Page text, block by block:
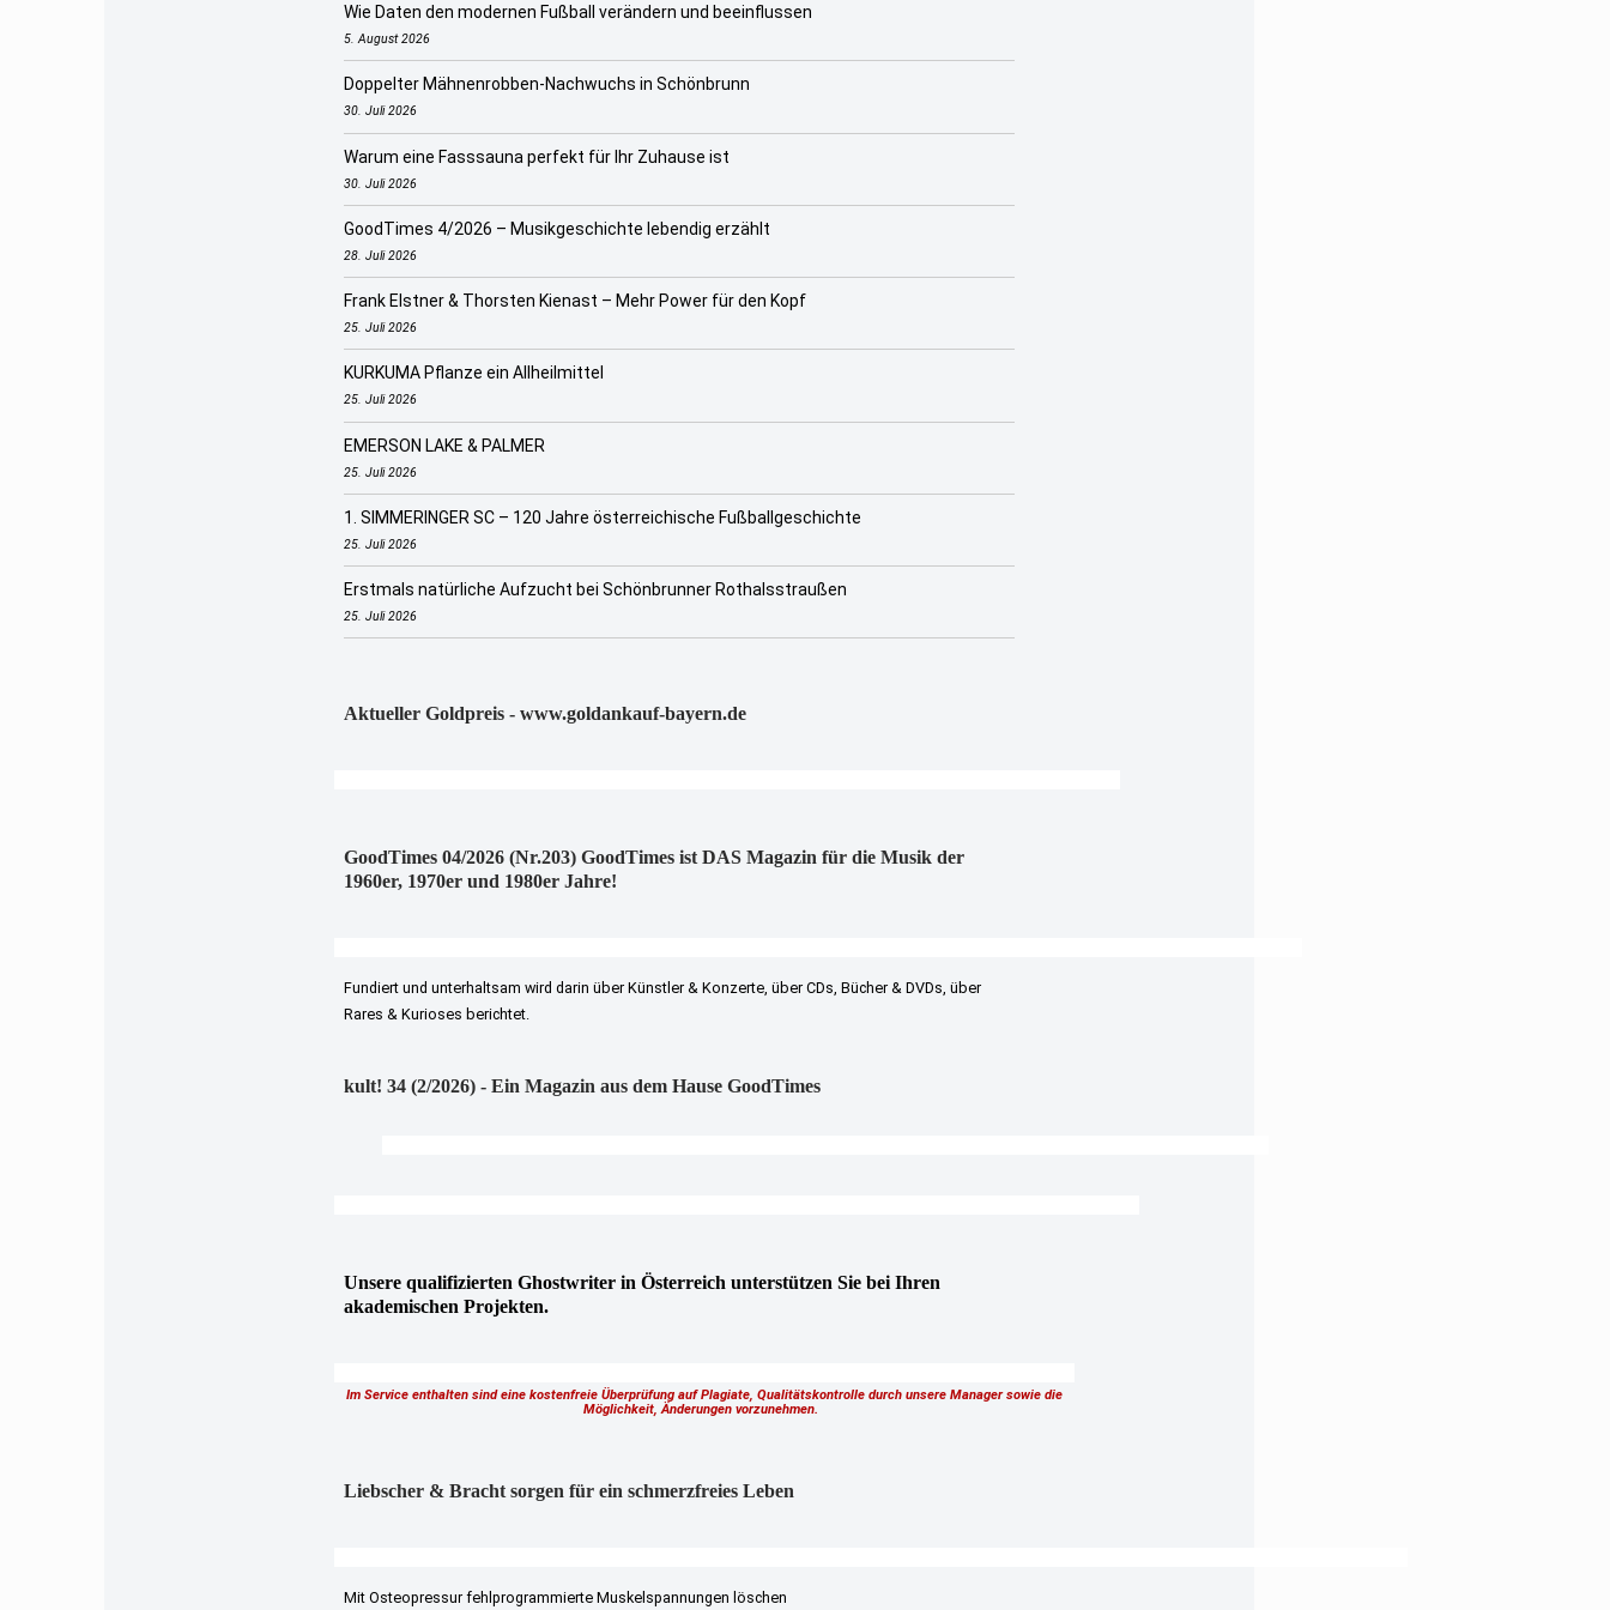
Wie Daten den modernen Fußball verändern und beeinflussen
5. August 2026
Doppelter Mähnenrobben-Nachwuchs in Schönbrunn
30. Juli 2026
Warum eine Fasssauna perfekt für Ihr Zuhause ist
30. Juli 2026
GoodTimes 4/2026 – Musikgeschichte lebendig erzählt
28. Juli 2026
Frank Elstner & Thorsten Kienast – Mehr Power für den Kopf
25. Juli 2026
KURKUMA Pflanze ein Allheilmittel
25. Juli 2026
EMERSON LAKE & PALMER
25. Juli 2026
1. SIMMERINGER SC – 120 Jahre österreichische Fußballgeschichte
25. Juli 2026
Erstmals natürliche Aufzucht bei Schönbrunner Rothalsstraußen
25. Juli 2026
Aktueller Goldpreis - www.goldankauf-bayern.de
GoodTimes 04/2026 (Nr.203) GoodTimes ist DAS Magazin für die Musik der
1960er, 1970er und 1980er Jahre!
Fundiert und unterhaltsam wird darin über Künstler & Konzerte, über CDs, Bücher & DVDs, über
Rares & Kurioses berichtet.
kult! 34 (2/2026) - Ein Magazin aus dem Hause GoodTimes
Unsere qualifizierten Ghostwriter in Österreich unterstützen Sie bei Ihren
akademischen Projekten.
Im Service enthalten sind eine kostenfreie Überprüfung auf Plagiate, Qualitätskontrolle durch unsere Manager sowie die
Möglichkeit, Änderungen vorzunehmen.
Liebscher & Bracht sorgen für ein schmerzfreies Leben
Mit Osteopressur fehlprogrammierte Muskelspannungen löschen